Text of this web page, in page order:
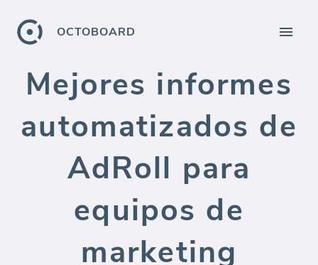
OCTOBOARD
Mejores informes
automatizados de
AdRoll para
equipos de
marketing